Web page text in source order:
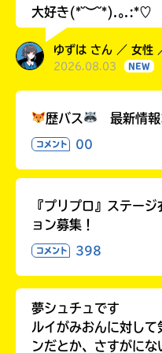
大好き(*˘︶˘*).｡.:*♡
ゆずは さん ／ 女性
2026.08.03 NEW
歴バス 最新情報
コメント 00
『プリプロ』ステー
ョン募集！
コメント 398
夢シュチュです
ルイがみおんに対し
ンだとか、さすがに